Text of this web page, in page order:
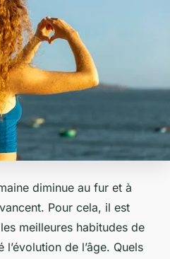
diminue au fur et à
Pour cela, il est
meilleures habitudes de
de l’âge. Quels